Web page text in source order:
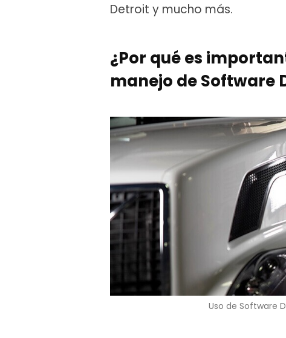
Detroit y mucho más.
¿Por qué es
manejo de Software
Uso de Software